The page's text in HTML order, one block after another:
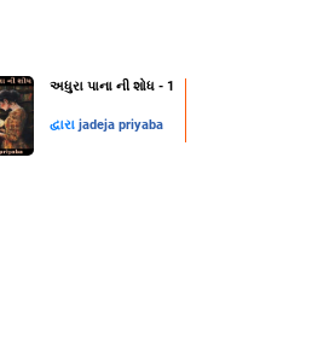
અધુરા પાના ની શોધ - 1
દ્વારા jadeja priyaba